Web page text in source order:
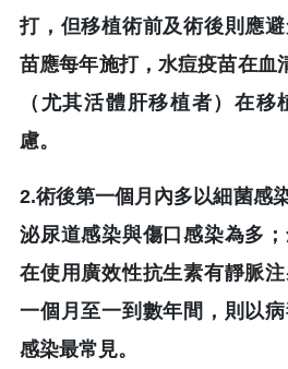
打，但移植術前及術後則應
苗應每年施打，水痘疫苗在血
（尤其活體肝移植者）在
慮。
2.術後第一個月內多以細菌感
泌尿道感染與傷口感染為多
在使用廣效性抗生素有靜脈
一個月至一到數年間，則以
感染最常見。